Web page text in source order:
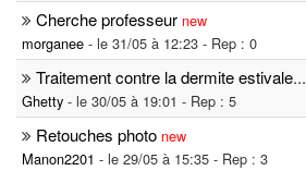
Cherche professeur new
morganee - le 31/05 à 12:23 - Rep : 0
Traitement contre la dermite estivale...
Ghetty - le 30/05 à 19:01 - Rep : 5
Retouches photo new
Manon2201 - le 29/05 à 15:35 - Rep : 3